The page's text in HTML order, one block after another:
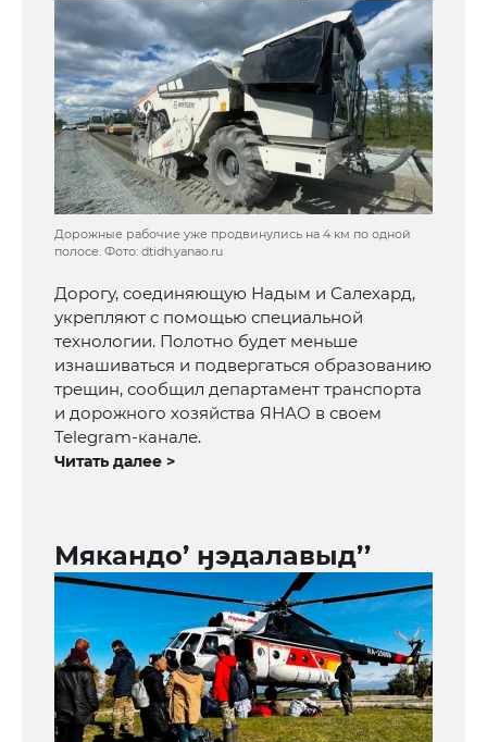
Дорожные рабочие уже продвинулись на 4 км по одной
полосе. Фото: dtidh.yanao.ru
Дорогу, соединяющую Надым и Салехард,
укрепляют с помощью специальной
технологии. Полотно будет меньше
изнашиваться и подвергаться образованию
трещин, сообщил департамент транспорта
и дорожного хозяйства ЯНАО в своем
Telegram-канале.
Читать далее >
Мякандо’ ӈэдалавыд’’